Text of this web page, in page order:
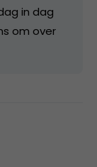
in dag
om over